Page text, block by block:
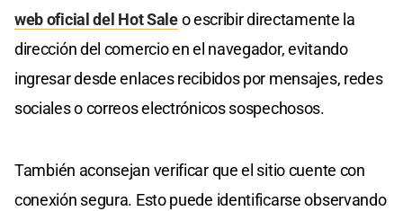
web oficial del Hot Saleo escribir directamente la
dirección del comercio en el navegador, evitando
ingresar desde enlaces recibidos por mensajes, redes
sociales o correos electrónicos sospechosos.
También aconsejan verificar que el sitio cuente con
conexión segura. Esto puede identificarse observando